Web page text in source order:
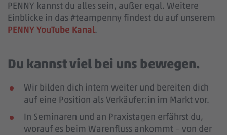
PENNY kannst du alles sein, außer egal. Weitere
Einblicke in das #teampenny findest du auf unserem
PENNY YouTube Kanal.
Du kannst viel bei uns bewegen.
Wir bilden dich intern weiter und bereiten dich
auf eine Position als Verkäufer:in im Markt vor.
In Seminaren und an Praxistagen erfährst du,
worauf es beim Warenfluss ankommt – von der